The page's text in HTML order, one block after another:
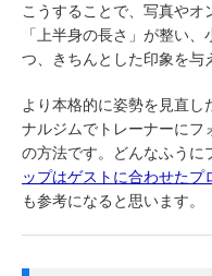
こうすることで、写真や
「上半身の長さ」が整い
つ、きちんとした印象を与
より本格的に姿勢を見直し
ナルジムでトレーナーにフ
の方法です。どんなふうに
ップはゲストに合わせた
も参考になると思います。